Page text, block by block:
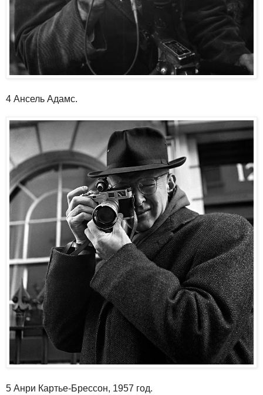
4 Ансель Адамс.
5 Анри Картье-Брессон, 1957 год.